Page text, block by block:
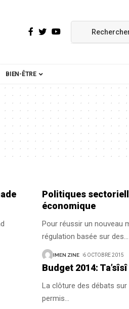
BIEN-ÊTRE
Politiques
économique
Pour réussir un nouveau
régulation basée sur des…
IMEN ZINE 6 OCTOBRE 2015
Budget 2014: Ta’sîsî
La clôture des débats
permis…